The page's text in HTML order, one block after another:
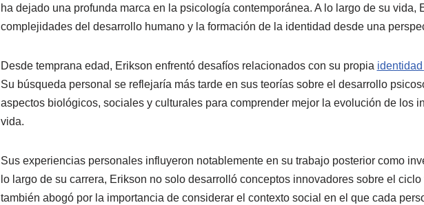
ha dejado una profunda marca en la psicología contemporánea. A lo largo de su vida,
complejidades del desarrollo humano y la formación de la identidad desde una
Desde temprana edad, Erikson enfrentó desafíos relacionados con su propia
Su búsqueda personal se reflejaría más tarde en sus teorías sobre el desarrollo
aspectos biológicos, sociales y culturales para comprender mejor la evolución de los
vida.
Sus experiencias personales influyeron notablemente en su trabajo posterior como
lo largo de su carrera, Erikson no solo desarrolló conceptos innovadores sobre el
también abogó por la importancia de considerar el contexto social en el que cada